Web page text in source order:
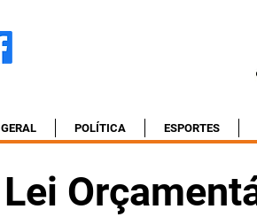
GERAL POLÍTICA ESPORTES
Lei